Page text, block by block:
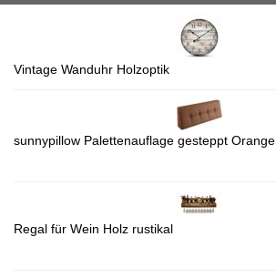
Vintage Wanduhr Holzoptik
sunnypillow Palettenauflage gesteppt Orange
Regal für Wein Holz rustikal